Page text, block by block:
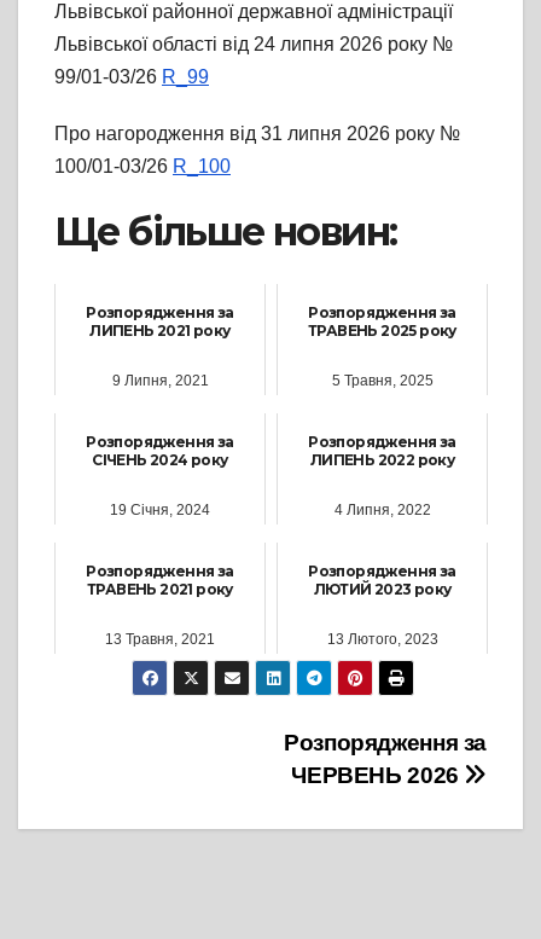
Львівської районної державної адміністрації
Львівської області від 24 липня 2026 року №
99/01-03/26 R_99
Про нагородження від 31 липня 2026 року №
100/01-03/26 R_100
Ще більше новин:
Розпорядження за
ЛИПЕНЬ 2021 року
9 Липня, 2021
Розпорядження за
ТРАВЕНЬ 2025 року
5 Травня, 2025
Розпорядження за
СІЧЕНЬ 2024 року
19 Січня, 2024
Розпорядження за
ЛИПЕНЬ 2022 року
4 Липня, 2022
Розпорядження за
ТРАВЕНЬ 2021 року
13 Травня, 2021
Розпорядження за
ЛЮТИЙ 2023 року
13 Лютого, 2023
Розпорядження за
ЧЕРВЕНЬ 2026